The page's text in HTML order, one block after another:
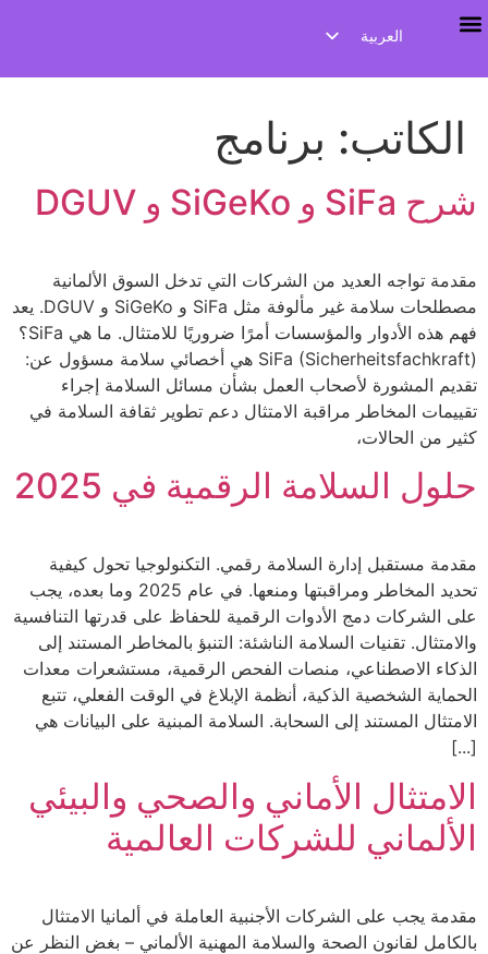
العربية
Español
الكاتب: برنامج
شرح SiFa و SiGeKo و DGUV
مقدمة تواجه العديد من الشركات التي تدخل السوق الألمانية
مصطلحات سلامة غير مألوفة مثل SiFa و SiGeKo و DGUV. يعد
فهم هذه الأدوار والمؤسسات أمرًا ضروريًا للامتثال. ما هي SiFa؟
SiFa (Sicherheitsfachkraft) هي أخصائي سلامة مسؤول عن:
تقديم المشورة لأصحاب العمل بشأن مسائل السلامة إجراء
تقييمات المخاطر مراقبة الامتثال دعم تطوير ثقافة السلامة في
كثير من الحالات،
حلول السلامة الرقمية في 2025
مقدمة مستقبل إدارة السلامة رقمي. التكنولوجيا تحول كيفية
تحديد المخاطر ومراقبتها ومنعها. في عام 2025 وما بعده، يجب
على الشركات دمج الأدوات الرقمية للحفاظ على قدرتها التنافسية
والامتثال. تقنيات السلامة الناشئة: التنبؤ بالمخاطر المستند إلى
الذكاء الاصطناعي، منصات الفحص الرقمية، مستشعرات معدات
الحماية الشخصية الذكية، أنظمة الإبلاغ في الوقت الفعلي، تتبع
الامتثال المستند إلى السحابة. السلامة المبنية على البيانات هي
[...]
الامتثال الأماني والصحي والبيئي
الألماني للشركات العالمية
مقدمة يجب على الشركات الأجنبية العاملة في ألمانيا الامتثال
بالكامل لقانون الصحة والسلامة المهنية الألماني – بغض النظر عن